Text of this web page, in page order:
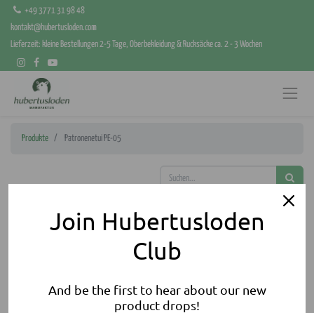
+49 3771 31 98 48
kontakt@hubertusloden.com
Lieferzeit: kleine Bestellungen 2-5 Tage, Oberbekleidung & Rucksäcke ca. 2 - 3 Wochen
Produkte Patronenetui PE-05
Join Hubertusloden
Club
And be the first to hear about our new
product drops!